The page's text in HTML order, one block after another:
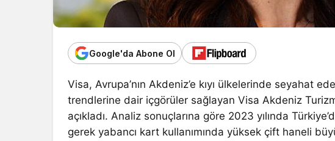
Google'da Abone Ol
Visa, Avrupa’nın Akdeniz’e kıyı ülkelerinde seyahat
trendlerine dair içgörüler sağlayan Visa Akdeniz Turizm
açıkladı. Analiz sonuçlarına göre 2023 yılında
gerek yabancı kart kullanımında yüksek çift haneli